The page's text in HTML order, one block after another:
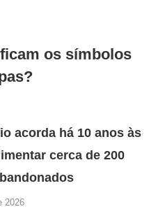
os símbolos
acorda há 10 anos às
cerca de 200
2026